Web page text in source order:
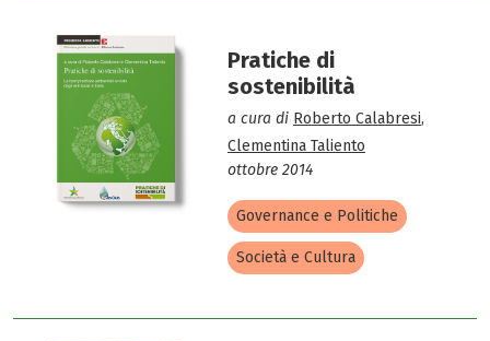
Pratiche di
sostenibilità
a cura di Roberto Calabresi,
Clementina Taliento
ottobre 2014
Governance e Politiche
Società e Cultura